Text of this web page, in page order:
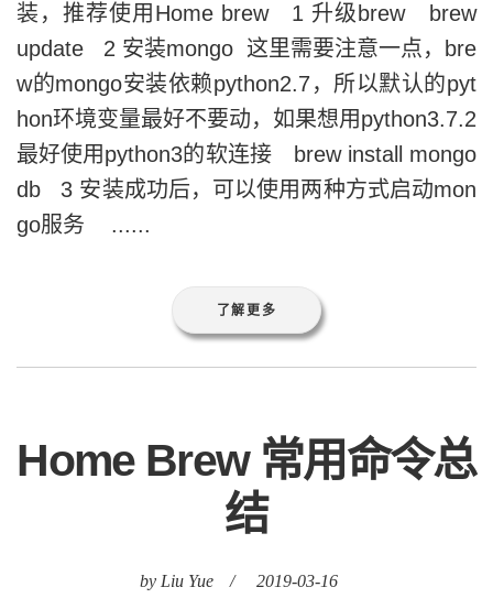
装，推荐使用Home brew 1 升级brew brew
update 2 安装mongo 这里需要注意一点，bre
w的mongo安装依赖python2.7，所以默认的pyt
hon环境变量最好不要动，如果想用python3.7.2
最好使用python3的软连接 brew install mongo
db 3 安装成功后，可以使用两种方式启动mon
go服务 ......
了解更多
Home Brew 常用命令总
结
by Liu Yue / 2019-03-16